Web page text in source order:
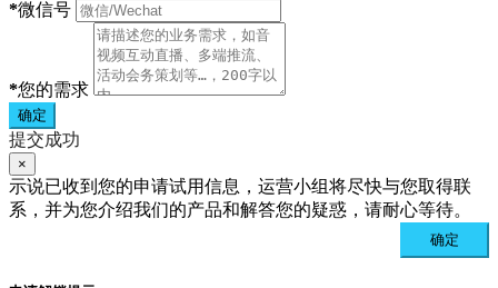
*微信号
*您的需求
确定
提交成功
×
示说已收到您的申请试用信息，运营小组将尽快与您取得联
系，并为您介绍我们的产品和解答您的疑惑，请耐心等待。
确定